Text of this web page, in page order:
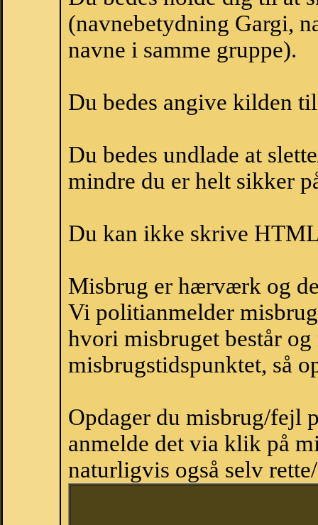
(navnebetydning Gargi,
navne i samme gruppe).
Du bedes angive kilden
Du bedes undlade at
mindre du er helt sikker
Du kan ikke skrive
Misbrug er hærværk og
Vi politianmelder
hvori misbruget består
misbrugstidspunktet, så
Opdager du misbrug/fejl
anmelde det via klik på
naturligvis også selv